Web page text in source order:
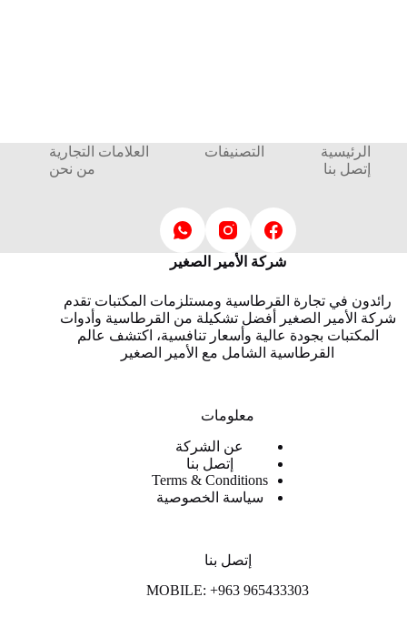
الرئيسية التصنيفات
العلامات التجارية
إتصل بنا
من نحن
شركة الأمير الصغير
رائدون في تجارة القرطاسية ومستلزمات المكتبات تقدم
شركة الأمير الصغير أفضل تشكيلة من القرطاسية وأدوات
المكتبات بجودة عالية وأسعار تنافسية، اكتشف عالم
القرطاسية الشامل مع الأمير الصغير
معلومات
عن الشركة
إتصل بنا
Terms & Conditions
سياسة الخصوصية
إتصل بنا
MOBILE: +963 965433303